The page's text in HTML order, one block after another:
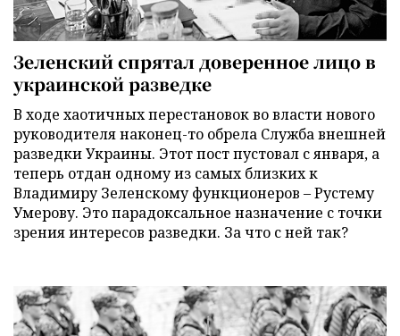
Зеленский спрятал доверенное лицо в
украинской разведке
В ходе хаотичных перестановок во власти нового
руководителя наконец-то обрела Служба внешней
разведки Украины. Этот пост пустовал с января, а
теперь отдан одному из самых близких к
Владимиру Зеленскому функционеров – Рустему
Умерову. Это парадоксальное назначение с точки
зрения интересов разведки. За что с ней так?